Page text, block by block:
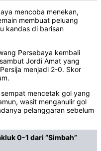
mencoba menekan,
membuat peluang
kandas di barisan
Persebaya kembali
Jordi Amat yang
menjadi 2-0. Skor
mencetak gol yang
wasit menganulir gol
pelanggaran sebelum
0-1 dari “Simbah”